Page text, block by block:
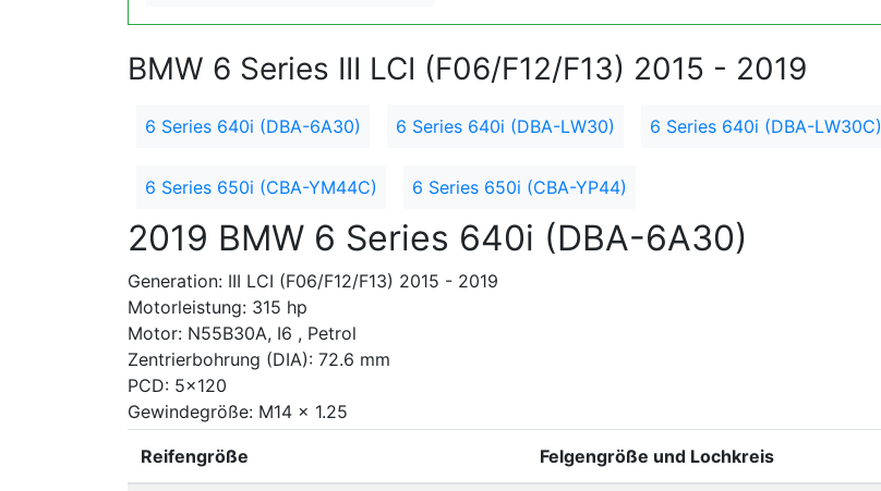
BMW 6 Series III LCI (F06/F12/F13) 2015 - 2019
6 Series 640i (DBA-6A30) 6 Series 640i (DBA-LW30) 6 Series 640i (DBA-LW30C)
6 Series 650i (CBA-YM44C) 6 Series 650i (CBA-YP44)
2019 BMW 6 Series 640i (DBA-6A30)
Generation: III LCI (F06/F12/F13) 2015 - 2019
Motorleistung: 315 hp
Motor: N55B30A, I6 , Petrol
Zentrierbohrung (DIA): 72.6 mm
PCD: 5x120
Gewindegröße: M14 x 1.25
Reifengröße Felgengröße und Lochkreis